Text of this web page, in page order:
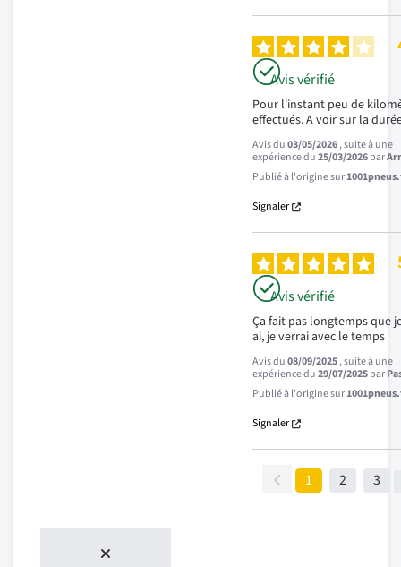
Avis vérifié
Pour l'instant peu de
effectués. A voir sur la
Avis du03/05/2026, suite à une
expérience du25/03/2026par
Publié à l'origine sur
Signaler
Avis vérifié
Ça fait pas longtemps que
ai, je verrai avec le temps
Avis du08/09/2025, suite à une
expérience du29/07/2025par
Publié à l'origine sur
Signaler
1 2 3